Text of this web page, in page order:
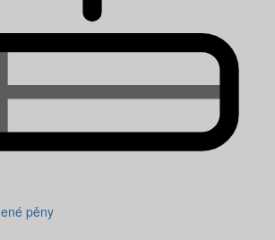
pěny